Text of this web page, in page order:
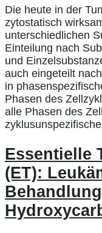
Die heute in der
zytostatisch
unterschiedlichen
Einteilung nach
und
auch eingeteilt
in
Phasen des
alle Phasen des
Essentielle
(ET):